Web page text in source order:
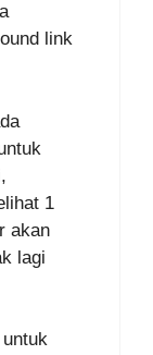
link
1
akan
lagi